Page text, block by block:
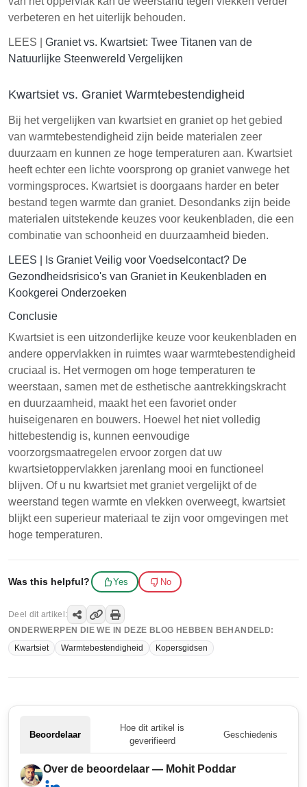
verbeteren en het uiterlijk behouden.
LEES | Graniet vs. Kwartsiet: Twee Titanen van de
Natuurlijke Steenwereld Vergelijken
Kwartsiet vs. Graniet Warmtebestendigheid
Bij het vergelijken van kwartsiet en graniet op het gebied
van warmtebestendigheid zijn beide materialen zeer
duurzaam en kunnen ze hoge temperaturen aan. Kwartsiet
heeft echter een lichte voorsprong op graniet vanwege het
vormingsproces. Kwartsiet is doorgaans harder en beter
bestand tegen warmte dan graniet. Desondanks zijn beide
materialen uitstekende keuzes voor keukenbladen, die een
combinatie van schoonheid en duurzaamheid bieden.
LEES |
Is Graniet Veilig voor Voedselcontact? De
Gezondheidsrisico's van Graniet in Keukenbladen en
Kookgerei Onderzoeken
Conclusie
Kwartsiet is een uitzonderlijke keuze voor keukenbladen en
andere oppervlakken in ruimtes waar warmtebestendigheid
cruciaal is. Het vermogen om hoge temperaturen te
weerstaan, samen met de esthetische aantrekkingskracht
en duurzaamheid, maakt het een favoriet onder
huiseigenaren en bouwers. Hoewel het niet volledig
hittebestendig is, kunnen eenvoudige
voorzorgsmaatregelen ervoor zorgen dat uw
kwartsietoppervlakken jarenlang mooi en functioneel
blijven. Of u nu kwartsiet met graniet vergelijkt of de
weerstand tegen warmte en vlekken overweegt, kwartsiet
blijkt een superieur materiaal te zijn voor omgevingen met
hoge temperaturen.
Was this helpful? Yes No
Deel dit artikel:
ONDERWERPEN DIE WE IN DEZE BLOG HEBBEN BEHANDELD:
Kwartsiet
Warmtebestendigheid Kopersgidsen
Beoordelaar
Hoe dit artikel is
geverifieerd
Geschiedenis
Over de beoordelaar — Mohit Poddar